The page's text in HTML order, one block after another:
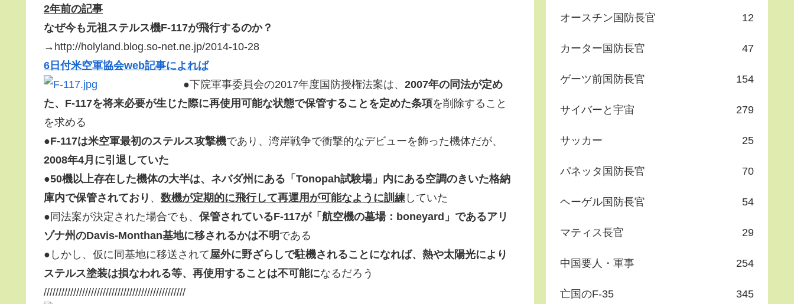
2年前の記事
なぜ今も元祖ステルス機F-117が飛行するのか？
→http://holyland.blog.so-net.ne.jp/2014-10-28
6日付米空軍協会web記事によれば
●下院軍事委員会の2017年度国防授権法案は、 2007年の同法が定め
た、F-117を将来必要が生じた際に再使用可能な状態で保管することを定めた条項を削除すること
を求める
●F-117は米空軍最初のステルス攻撃機であり、湾岸戦争で衝撃的なデビューを飾った機体だが、
2008年4月に引退していた
●50機以上存在した機体の大半は、ネバダ州にある「Tonopah試験場」内にある空調のきいた格納
庫内で保管されており 、 数機が定期的に飛行して再運用が可能なように訓練 していた
●同法案が決定された場合でも、 保管されているF-117が「航空機の墓場：boneyard」であるアリ
ゾナ州のDavis-Monthan基地に移されるかは不明 である
●しかし、仮に同基地に移送されて 屋外に野ざらしで駐機されることになれば、熱や太陽光により
ステルス塗装は損なわれる等、再使用することは不可能になるだろう
////////////////////////////////////////////////
オースチン国防長官 12
カーター国防長官 47
ゲーツ前国防長官 154
サイバーと宇宙 279
サッカー 25
パネッタ国防長官 70
ヘーゲル国防長官 54
マティス長官 29
中国要人・軍事 254
亡国のF-35 345